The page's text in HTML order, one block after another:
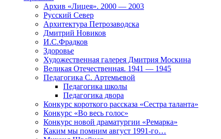
Архив «Лицея». 2000 — 2003
Русский Север
Архитектура Петрозаводска
Дмитрий Новиков
И.С.Фрадков
Здоровье
Художественная галерея Дмитрия Москина
Великая Отечественная. 1941 — 1945
Педагогика С. Артемьевой
Педагогика школы
Педагогика двора
Конкурс короткого рассказа «Сестра таланта»
Конкурс «Во весь голос»
Конкурс новой драматургии «Ремарка»
Каким мы помним август 1991-го…